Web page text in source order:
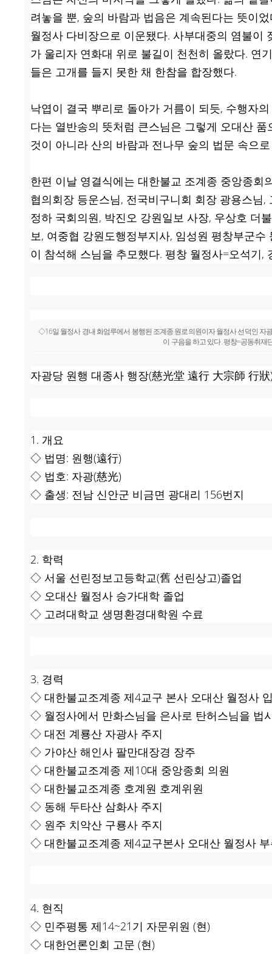
려놓을 뿐, 숲의 바람과 법음은 계속된다는 뜻이
월정사 다비장으로 이운됐다. 사부대중의 염불이
가 울리자 연화대 위로 불길이 천천히 올랐다. 연
들은 고개를 들지 못한 채 한참을 합장했다.
낙엽이 결국 뿌리로 돌아가 거름이 되듯, 수행자
다는 열반송의 뜻처럼 큰스님은 그렇게 오대산
것이 아니라 산의 바람과 전나무 숲의 법문 속으
한편 이날 영결식에는 대한불교 조계종 중앙종회
협의회장 등운스님, 전국비구니회 회장 광용스님
정하 국회의원, 박진오 강원일보 사장, 우상호 더
보, 여중협 강원도행정부지사, 임성원 평창부군
이 참석해 스님을 추모했다. 평창 월정사=오석기,
◇16일 월정사 경내 화엄루에서 봉행된 조계종 원로의원이자 월정사 선덕인 자
이 구음을 하고 있다. 평창=공동취재
자광당 원행 대종사 행장(慈光堂 遠行 大宗師 行狀
1. 개요
◇ 법명: 원행(遠行)
◇ 법호: 자광(慈光)
◇ 출생: 전남 신안군 비금면 광대리 156번지
2. 학력
◇ 서울 선린정보고등학교(舊 선린상고)졸업
◇ 오대산 월정사 승가대학 졸업
◇ 고려대학교 생명환경대학원 수료
3. 경력
◇ 대한불교조계종 제4교구 본사 오대산 월정사
◇ 월정사에서 만화스님을 은사로 탄허스님을 법
◇ 대전 계룡산 자광사 주지
◇ 가야산 해인사 팔만대장경 장주
◇ 대한불교조계종 제10대 중앙종회 의원
◇ 대한불교조계종 호계원 호계위원
◇ 동해 두타산 삼화사 주지
◇ 원주 치악산 구룡사 주지
◇ 대한불교조계종 제4교구본사 오대산 월정사
4. 현직
◇ 민주평통 제14~21기 자문위원 (현)
◇ 대한언론인회 고문 (현)